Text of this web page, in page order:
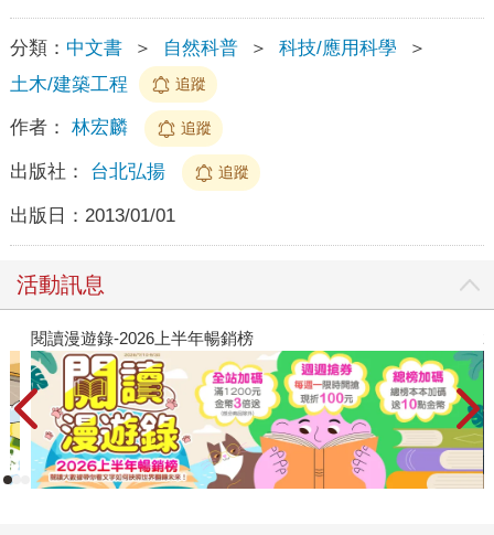
分類： 中文書 ＞ 自然科普 ＞ 科技/應用科學
＞
土木/建築工程
追蹤
作者： 林宏麟 追蹤
出版社： 台北弘揚 追蹤
出版日： 2013/01/01
活動訊息
閱讀漫遊錄-2026上半年暢銷榜